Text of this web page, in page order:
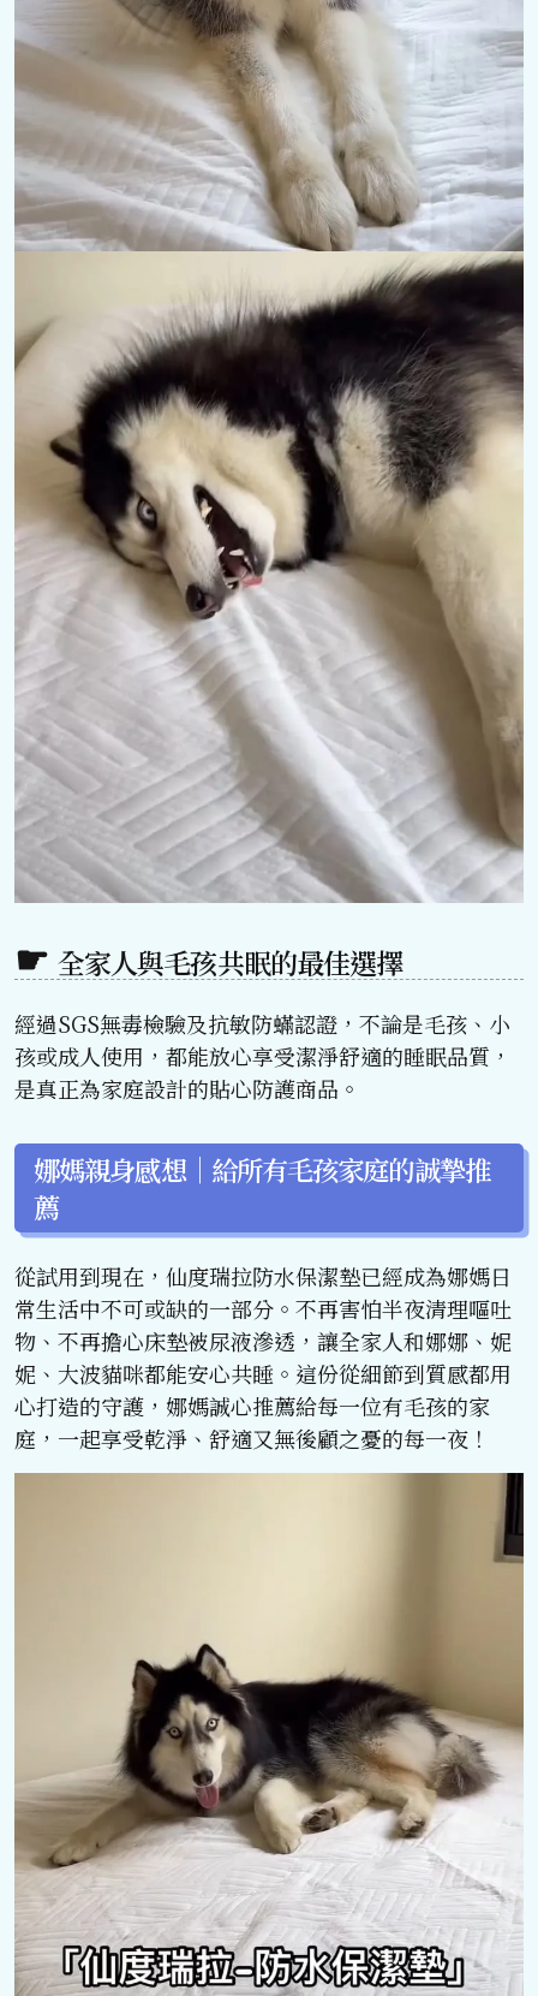
全家人與毛孩共眠的最佳選擇
經過SGS無毒檢驗及抗敏防蟎認證，不論是毛孩、小
孩或成人使用，都能放心享受潔淨舒適的睡眠品質，
是真正為家庭設計的貼心防護商品。
娜媽親身感想｜給所有毛孩家庭的誠摯推
薦
從試用到現在，仙度瑞拉防水保潔墊已經成為娜媽日
常生活中不可或缺的一部分。不再害怕半夜清理嘔吐
物、不再擔心床墊被尿液滲透，讓全家人和娜娜、妮
妮、大波貓咪都能安心共睡。這份從細節到質感都用
心打造的守護，娜媽誠心推薦給每一位有毛孩的家
庭，一起享受乾淨、舒適又無後顧之憂的每一夜！